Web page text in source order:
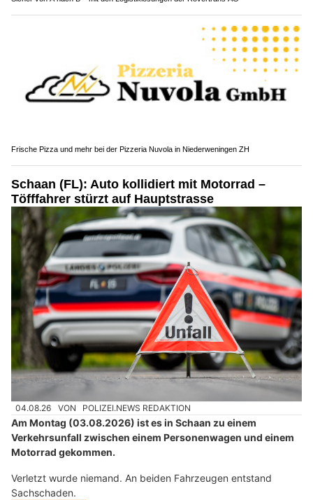
Frische Pizza und mehr bei der Pizzeria Nuvola in Niederweningen ZH
Schaan (FL): Auto kollidiert mit Motorrad –
Töfffahrer stürzt auf Hauptstrasse
04.08.26 VON POLIZEI.NEWS REDAKTION
Am Montag (03.08.2026) ist es in Schaan zu einem
Verkehrsunfall zwischen einem Personenwagen und einem
Motorrad gekommen.
Verletzt wurde niemand. An beiden Fahrzeugen entstand
Sachschaden.